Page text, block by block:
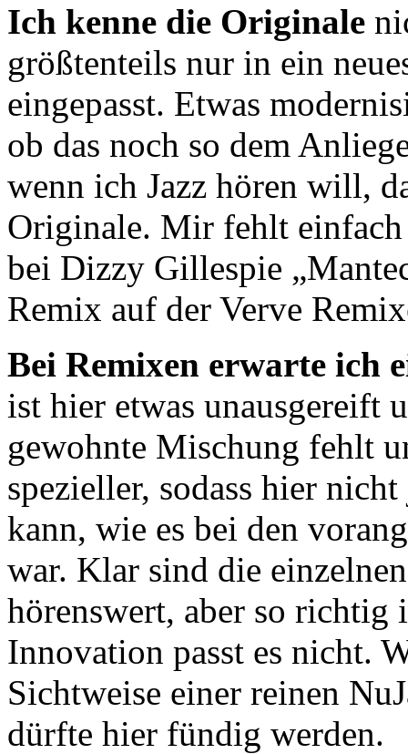
Ich kenne die Originale
größtenteils nur in ein
eingepasst. Etwas
ob das noch so dem
wenn ich Jazz hören will,
Originale. Mir fehlt
bei Dizzy Gillespie
Remix auf der Verve
Bei Remixen erwarte ich
ist hier etwas unausgereift
gewohnte Mischung fehlt
spezieller, sodass hier
kann, wie es bei den
war. Klar sind die
hörenswert, aber so
Innovation passt es nicht.
Sichtweise einer reinen
dürfte hier fündig werden.